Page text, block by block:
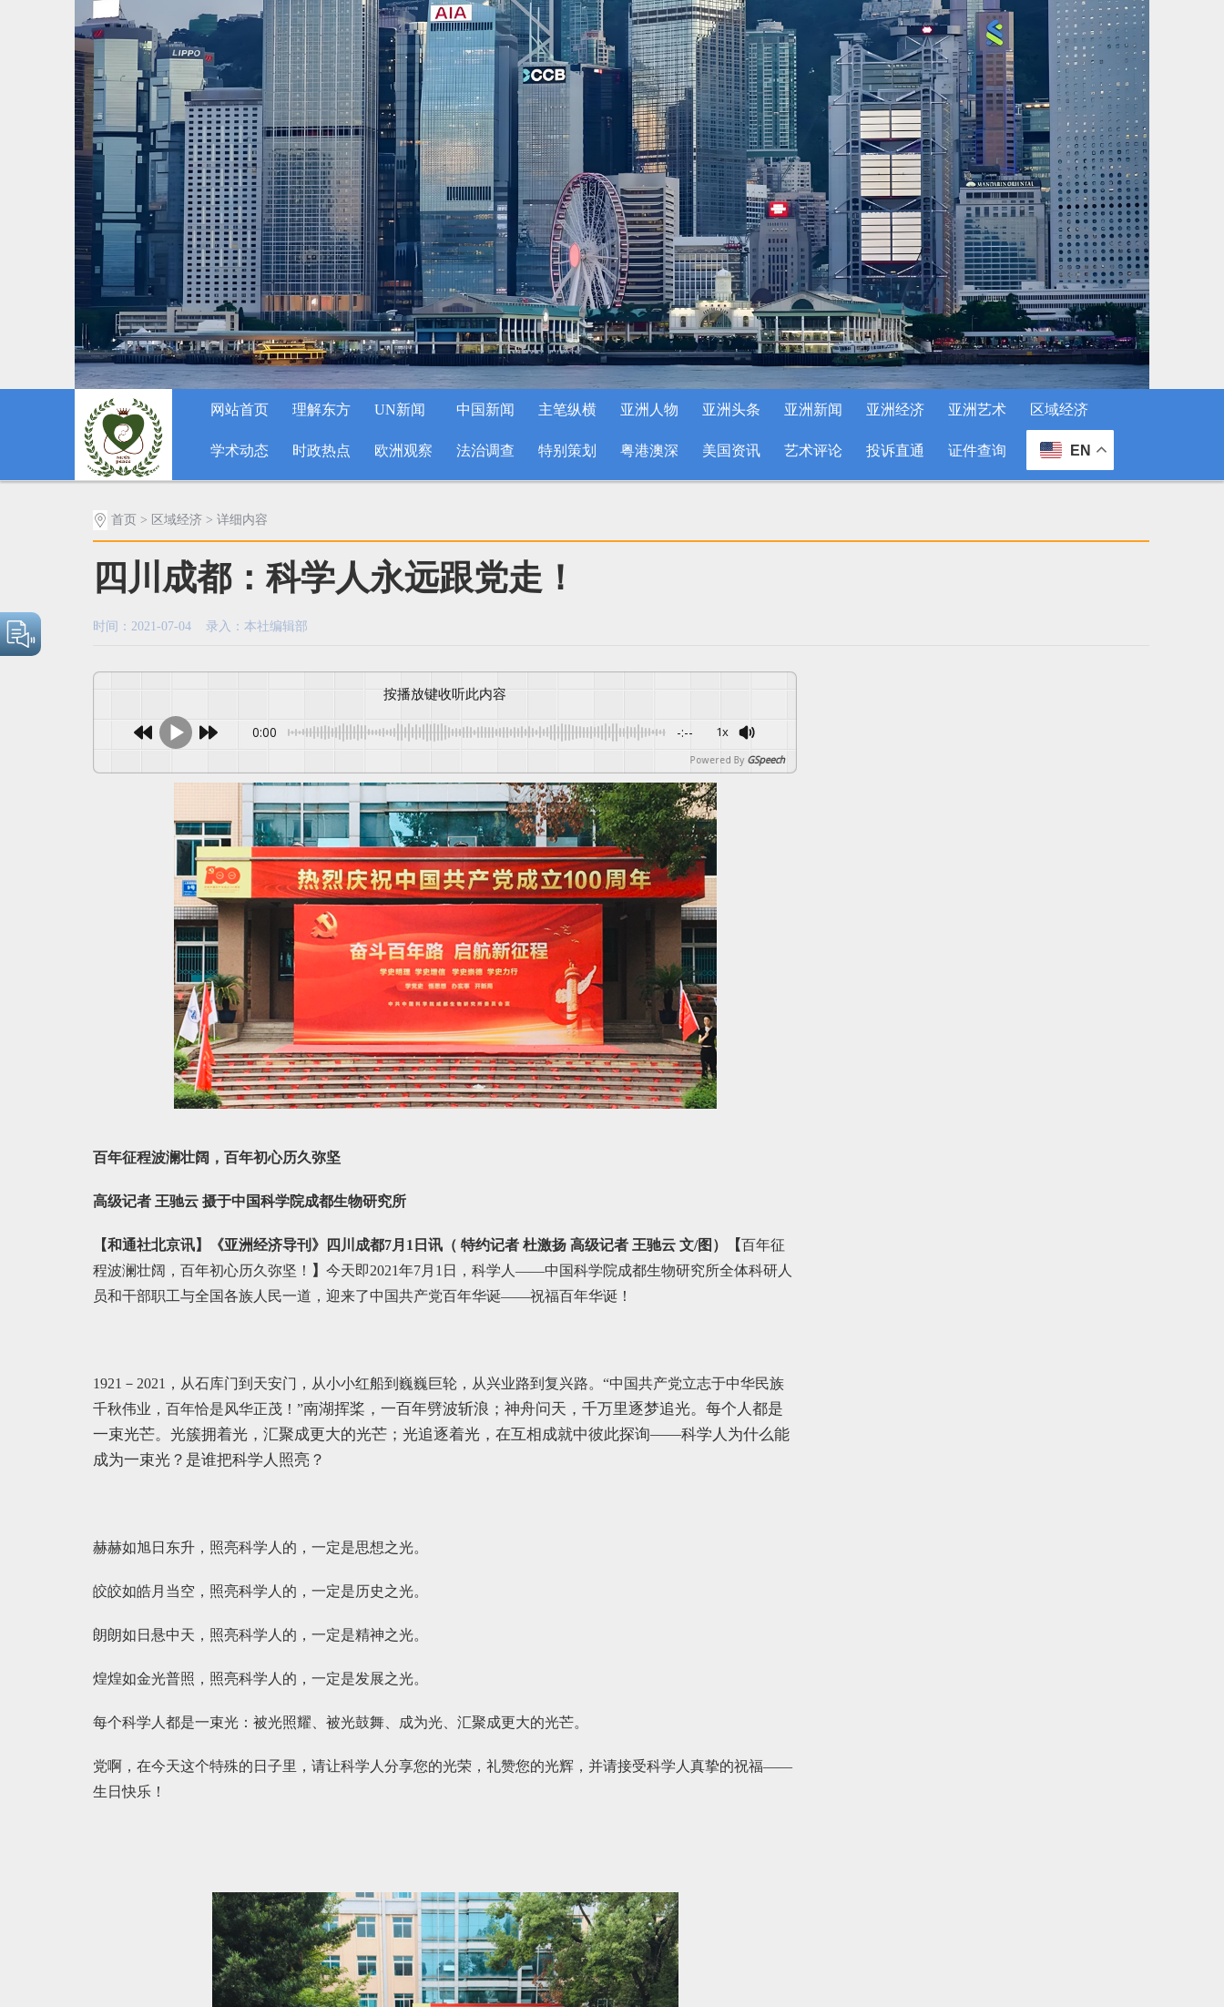
网站首页 理解东方 UN新闻 中国新闻 主笔纵横 亚洲人物 亚洲头条 亚洲新闻 亚洲经济 亚洲艺术 区域经济
学术动态 时政热点 欧洲观察 法治调查 特别策划 粤港澳深 美国资讯 艺术评论 投诉直通 证件查询 EN
首页 > 区域经济 > 详细内容
四川成都：科学人永远跟党走！
时间：2021-07-04 录入：本社编辑部
按播放键收听此内容
0:00 -:-- 1x
Powered By GSpeech
百年征程波澜壮阔，百年初心历久弥坚
高级记者 王驰云 摄于中国科学院成都生物研究所
【和通社北京讯】《亚洲经济导刊》四川成都7月1日讯（ 特约记者 杜激扬 高级记者 王驰云 文/图） 【百年征
程波澜壮阔，百年初心历久弥坚！ 】 今天即2021年7月1日，科学人——中国科学院成都生物研究所全体科研人
员和干部职工与全国各族人民一道，迎来了中国共产党百年华诞——祝福百年华诞！
1921 －2021，从石库门到天安门，从小小红船到巍巍巨轮，从兴业路到复兴路。“中国共产党立志于中华民族
千秋伟业，百年恰是风华正茂！”南湖挥桨，一百年劈波斩浪； 神舟问天，千万里逐梦追光。 每个人都是
一束光芒。光簇拥着光，汇聚成更大的光芒；光追逐着光，在互相成就中彼此探询——科学人为什么能
成为一束光？是谁把科学人照亮？
赫赫如旭日东升，照亮科学人的，一定是思想之光。
皎皎如皓月当空，照亮科学人的，一定是历史之光。
朗朗如日悬中天，照亮科学人的，一定是精神之光。
煌煌如金光普照，照亮科学人的，一定是发展之光。
每个科学人都是一束光：被光照耀、被光鼓舞、成为光、汇聚成更大的光芒。
党啊，在今天这个特殊的日子里，请让科学人分享您的光荣，礼赞您的光辉，并请接受科学人真挚的祝福——
生日快乐！